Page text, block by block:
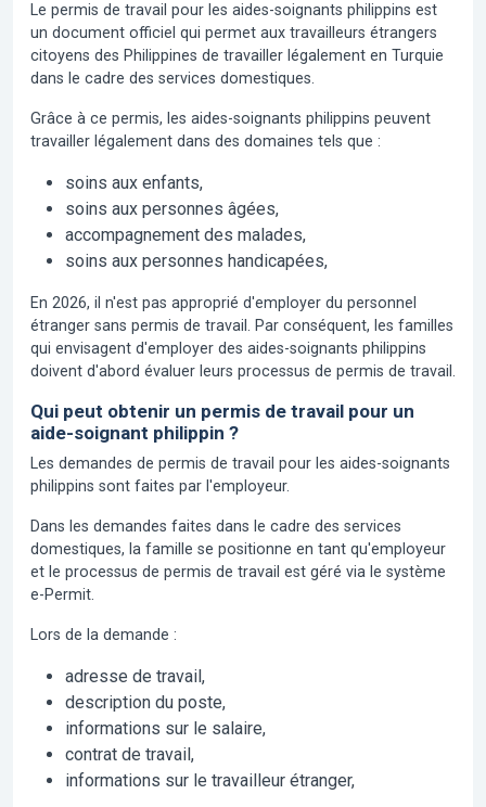
Le permis de travail pour les aides-soignants philippins est
un document officiel qui permet aux travailleurs étrangers
citoyens des Philippines de travailler légalement en Turquie
dans le cadre des services domestiques.
Grâce à ce permis, les aides-soignants philippins peuvent
travailler légalement dans des domaines tels que :
soins aux enfants,
soins aux personnes âgées,
accompagnement des malades,
soins aux personnes handicapées,
En 2026, il n'est pas approprié d'employer du personnel
étranger sans permis de travail. Par conséquent, les familles
qui envisagent d'employer des aides-soignants philippins
doivent d'abord évaluer leurs processus de permis de travail.
Qui peut obtenir un permis de travail pour un
aide-soignant philippin ?
Les demandes de permis de travail pour les aides-soignants
philippins sont faites par l'employeur.
Dans les demandes faites dans le cadre des services
domestiques, la famille se positionne en tant qu'employeur
et le processus de permis de travail est géré via le système
e-Permit.
Lors de la demande :
adresse de travail,
description du poste,
informations sur le salaire,
contrat de travail,
informations sur le travailleur étranger,